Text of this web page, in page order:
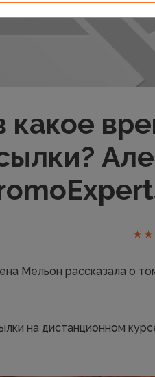
какое
Мельон рассказала о
на дистанционном